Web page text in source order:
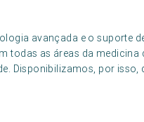
avançada e o suporte
todas as áreas da
Disponibilizamos, por isso,